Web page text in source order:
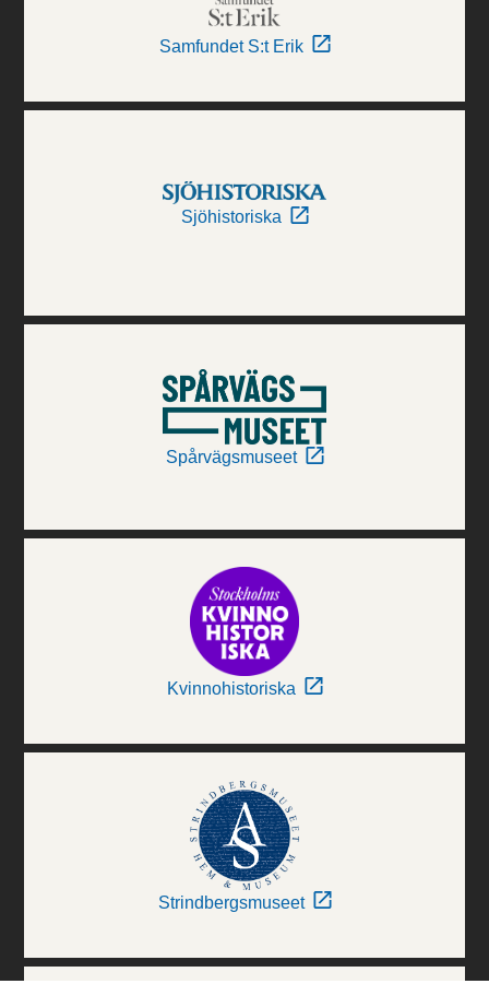
Samfundet S:t Erik
Sjöhistoriska
Spårvägsmuseet
Kvinnohistoriska
Strindbergsmuseet